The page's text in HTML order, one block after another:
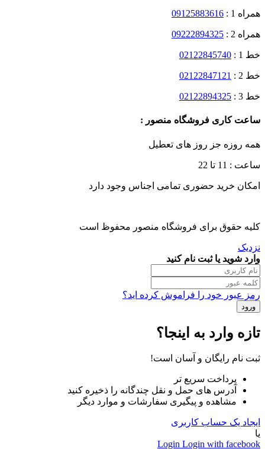
همراه 1 : 09125883616
همراه 2 : 09222894325
خط 1 : 02122845740
خط 2 : 02122847121
خط 3 : 02122894325
ساعت کاری فروشگاه منصور :
همه روزه جز روز های تعطیل
ساعت : 11 تا 22
امکان خرید حضوری تمامی اجناس وجود دارد
کلیه حقوق برای فروشگاه منصور محفوظ است
نزدیک
وارد شوید یا ثبت نام کنید
رمز عبور خود را فراموش کرده اید؟
تازه وارد به اینجا؟
ثبت نام رایگان و آسان است!
پرداخت سریع تر
آدرس های حمل و نقل چندگانه را ذخیره کنید
مشاهده و پیگیری سفارشات و موارد دیگر
ایجاد یک حساب کاربری
یا
Login Login with facebook